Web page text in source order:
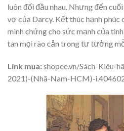
luôn đối đầu nhau. Nhưng đến
vợ của Darcy. Kết thúc hạnh phúc
minh chứng cho sức mạnh của
tan mọi rào cản trong tư tưởng
Link mua:shopee.vn/Sách-Kiêu-
2021)-(Nhã-Nam-HCM)-